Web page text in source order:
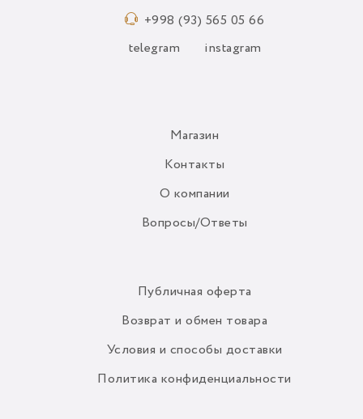
+998 (93) 565 05 66
telegram instagram
Магазин
Контакты
О компании
Вопросы/Ответы
Публичная оферта
Возврат и обмен товара
Условия и способы доставки
Политика конфиденциальности